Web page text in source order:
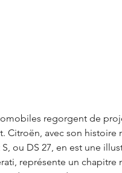
regorgent de
avec son histoire
ou DS 27, en est une
représente un